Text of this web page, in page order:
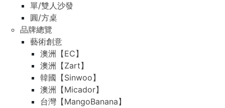
單/雙人沙發
圓/方桌
品牌總覽
藝術創意
澳洲【EC】
澳洲【Zart】
韓國【Sinwoo】
澳洲【Micador】
台灣【MangoBanana】